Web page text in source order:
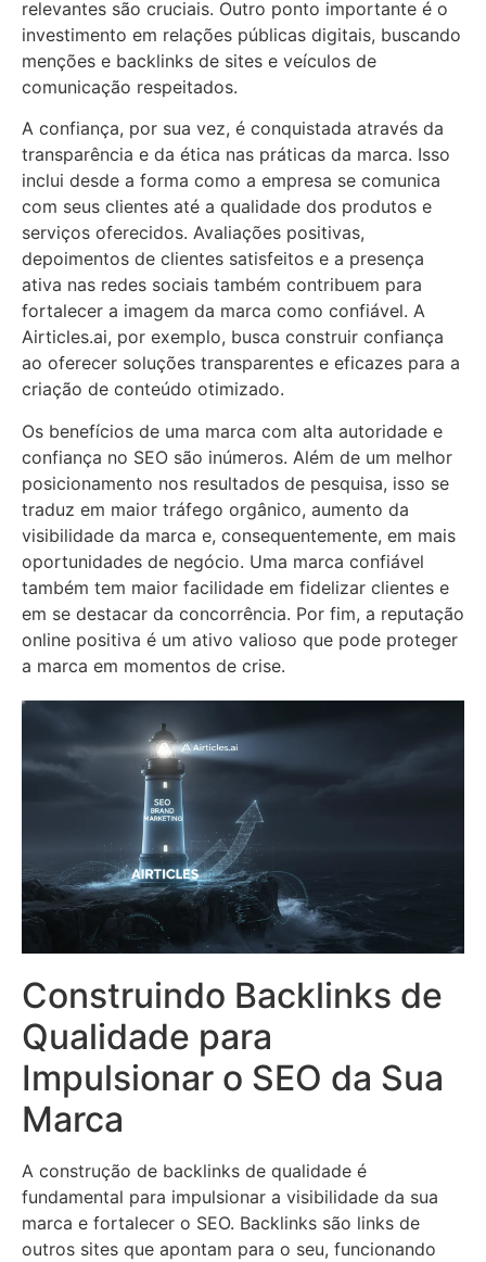
relevantes são cruciais. Outro ponto importante é o
investimento em relações públicas digitais, buscando
menções e backlinks de sites e veículos de
comunicação respeitados.
A confiança, por sua vez, é conquistada através da
transparência e da ética nas práticas da marca. Isso
inclui desde a forma como a empresa se comunica
com seus clientes até a qualidade dos produtos e
serviços oferecidos. Avaliações positivas,
depoimentos de clientes satisfeitos e a presença
ativa nas redes sociais também contribuem para
fortalecer a imagem da marca como confiável. A
Airticles.ai, por exemplo, busca construir confiança
ao oferecer soluções transparentes e eficazes para a
criação de conteúdo otimizado.
Os benefícios de uma marca com alta autoridade e
confiança no SEO são inúmeros. Além de um melhor
posicionamento nos resultados de pesquisa, isso se
traduz em maior tráfego orgânico, aumento da
visibilidade da marca e, consequentemente, em mais
oportunidades de negócio. Uma marca confiável
também tem maior facilidade em fidelizar clientes e
em se destacar da concorrência. Por fim, a reputação
online positiva é um ativo valioso que pode proteger
a marca em momentos de crise.
Construindo Backlinks de
Qualidade para
Impulsionar o SEO da Sua
Marca
A construção de backlinks de qualidade é
fundamental para impulsionar a visibilidade da sua
marca e fortalecer o SEO. Backlinks são links de
outros sites que apontam para o seu, funcionando